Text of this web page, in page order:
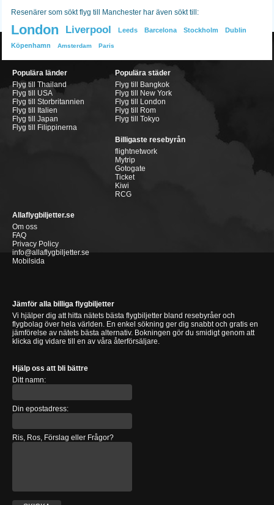
Resenärer som sökt flyg till Manchester har även sökt till:
London Liverpool Leeds Barcelona Stockholm Dublin
Köpenhamn Amsterdam Paris
Populära länder
Flyg till Thailand
Flyg till USA
Flyg till Storbritannien
Flyg till Italien
Flyg till Japan
Flyg till Filippinerna
Populära städer
Flyg till Bangkok
Flyg till New York
Flyg till London
Flyg till Rom
Flyg till Tokyo
Billigaste resebyrån
flightnetwork
Mytrip
Gotogate
Ticket
Kiwi
RCG
Allaflygbiljetter.se
Om oss
FAQ
Privacy Policy
info@allaflygbiljetter.se
Mobilsida
Jämför alla billiga flygbiljetter
Vi hjälper dig att hitta nätets bästa flygbiljetter bland resebyråer och
flygbolag över hela världen. En enkel sökning ger dig snabbt och gratis en
jämförelse av nätets bästa alternativ. Bokningen gör du smidigt genom att
klicka dig vidare till en av våra återförsäljare.
Hjälp oss att bli bättre
Ditt namn:
Din epostadress:
Ris, Ros, Förslag eller Frågor?